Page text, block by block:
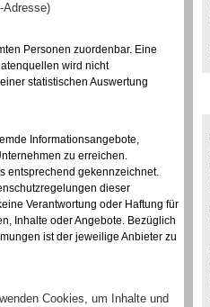
Adresse)
Personen zuordenbar. Eine
wird nicht
statistischen Auswertung
Informationsangebote,
zu erreichen.
entsprechend gekennzeichnet.
dieser
Verantwortung oder Haftung für
Inhalte oder Angebote. Bezüglich
ist der jeweilige Anbieter zu
Cookies, um Inhalte und